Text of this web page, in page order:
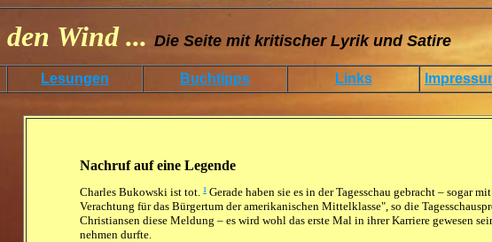
den Wind ... Die Seite mit kritischer Lyrik und Satire
Lesungen Buchtipps Links
Nachruf auf eine Legende
Charles Bukowski ist tot. 1 Gerade haben sie es in der Tagesschau gebracht – sogar
Verachtung für das Bürgertum der amerikanischen Mittelklasse", so die
Christiansen diese Meldung – es wird wohl das erste Mal in ihrer Karriere gewesen
nehmen durfte.